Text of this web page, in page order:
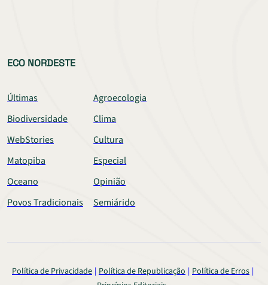
ECO NORDESTE
Últimas
Agroecologia
Biodiversidade
Clima
WebStories
Cultura
Matopiba
Especial
Oceano
Opinião
Povos Tradicionais
Semiárido
Política de Privacidade Política de Republicação
Política de Erros